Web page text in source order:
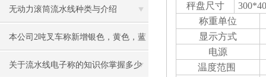
理
无动力滚筒流水线种类与介绍
本公司2吨叉车称新增银色，黄色，蓝
色，黑色可选
关于流水线电子称的知识你掌握多少
秤盘尺寸
称重单位
显示方式
电源
温度范围